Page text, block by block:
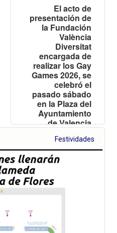
El acto de
presentación de
la Fundación
València
Diversitat
encargada de
realizar los Gay
Games 2026, se
celebró el
pasado sábado
en la Plaza del
Ayuntamiento
de Valencia
Festividades